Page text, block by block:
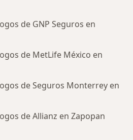
de GNP Seguros en
de MetLife México en
de Seguros Monterrey en
de Allianz en Zapopan